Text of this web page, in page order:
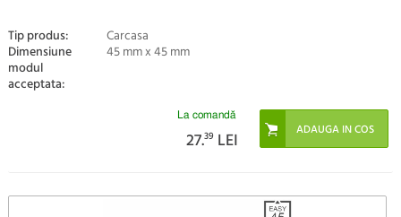
Tip produs: Carcasa
Dimensiune
modul
acceptata:
45 mm x 45 mm
La comandă
27.39 LEI